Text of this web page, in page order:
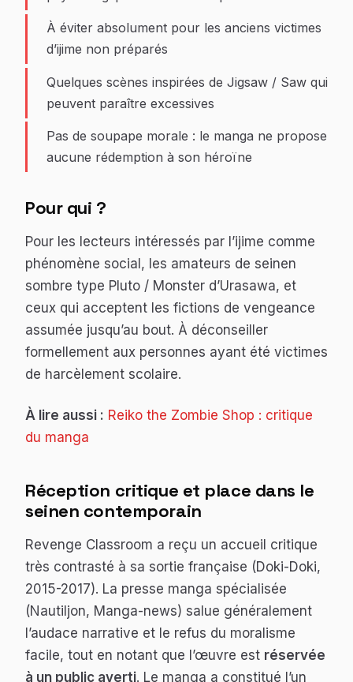
À éviter absolument pour les anciens victimes
d’ijime non préparés
Quelques scènes inspirées de Jigsaw / Saw qui
peuvent paraître excessives
Pas de soupape morale : le manga ne propose
aucune rédemption à son héroïne
Pour qui ?
Pour les lecteurs intéressés par l’ijime comme
phénomène social, les amateurs de seinen
sombre type Pluto / Monster d’Urasawa, et
ceux qui acceptent les fictions de vengeance
assumée jusqu’au bout. À déconseiller
formellement aux personnes ayant été victimes
de harcèlement scolaire.
À lire aussi : Reiko the Zombie Shop : critique
du manga
Réception critique et place dans le
seinen contemporain
Revenge Classroom a reçu un accueil critique
très contrasté à sa sortie française (Doki-Doki,
2015-2017). La presse manga spécialisée
(Nautiljon, Manga-news) salue généralement
l’audace narrative et le refus du moralisme
facile, tout en notant que l’œuvre est réservée
à un public averti. Le manga a constitué l’un